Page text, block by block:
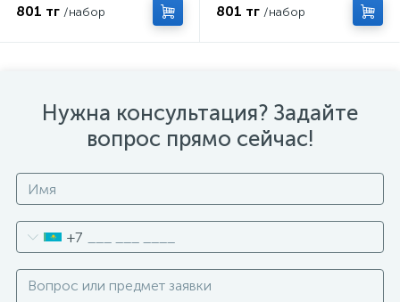
801 тг /набор 801 тг /набор
Нужна консультация? Задайте
вопрос прямо сейчас!
+7